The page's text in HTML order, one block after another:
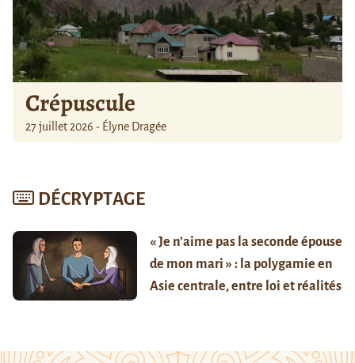
Crépuscule
27 juillet 2026 - Élyne Dragée
DÉCRYPTAGE
« Je n’aime pas la seconde épouse
de mon mari » : la polygamie en
Asie centrale, entre loi et réalités